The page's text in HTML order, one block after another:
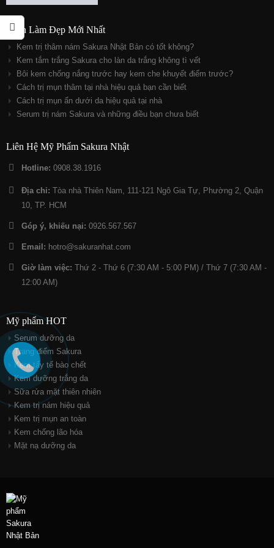
Cách Làm Đẹp Mới Nhất
Kem trị thâm nám Sakura Nhật Bản có tốt không?
Kem tắm trắng Sakura cho làn da trắng không tì vết
Bôi kem chống nắng trước hay kem che khuyết điểm trước?
Cách trị mụn thâm tại nhà hiệu quả bạn cần biết
Cách trị mụn ẩn dưới da hiệu quả tại nhà
Serum trị nám Sakura và những điều bạn chưa biết
Liên Hệ Mỹ Phẩm Sakura Nhật
Hotline: 0908.38.1916
Địa chỉ: Tòa nhà Thiên Nam, 111-121 Ngô Gia Tự, Phường 2, Quận
10, TP. HCM
Góp ý, khiếu nại: 0926.567.567
Email: hotro@sakuranhat.com
Giờ làm việc: Thứ 2 - Thứ 6 (7:30 AM - 5:00 PM) / Thứ 7 (7:30 AM -
12:00 AM)
Mỹ phẩm HOT
Serum dưỡng da
Trang điểm Sakura
Kem tẩy tế bào chết
Kem dưỡng trắng da
Sữa rửa mặt thiên nhiên
Kem trị nám hiệu quả
Kem trị mụn an toàn
Kem chống lão hóa
Mặt nạ dưỡng da